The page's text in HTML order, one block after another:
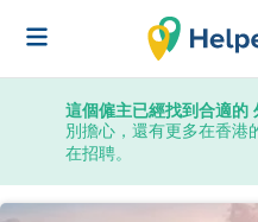
這個僱主已經找到合適的
別擔心，還有更多在香港
在招聘。